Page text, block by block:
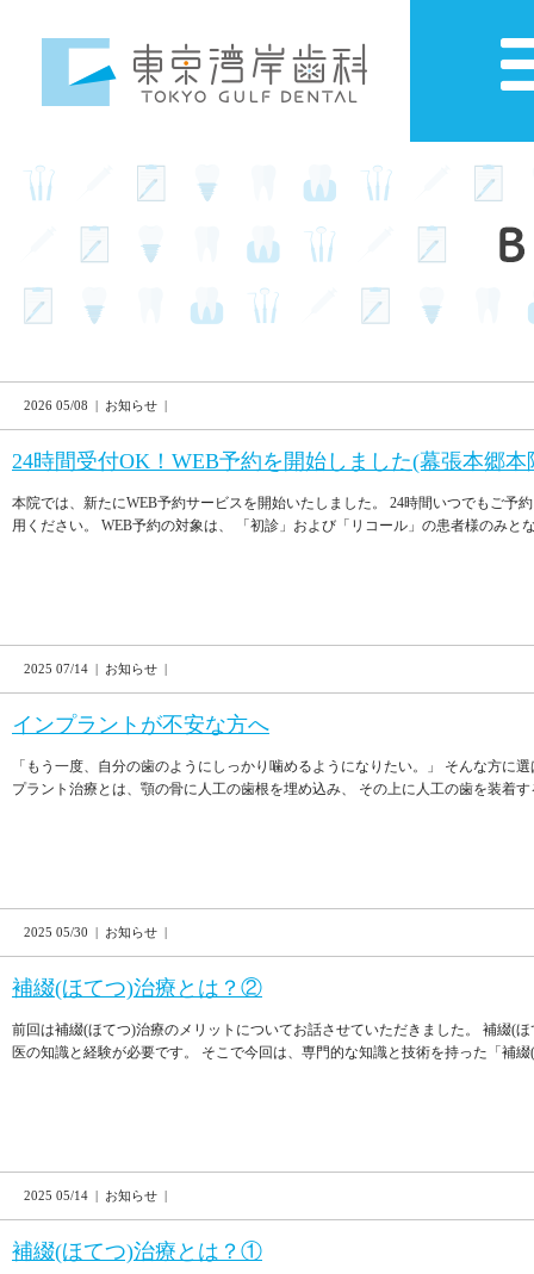
2026 05/08 | お知らせ |
24時間受付OK！WEB予約を開始しました(幕張本郷本
本院では、新たにWEB予約サービスを開始いたしました。 24時間いつでもご予
用ください。 WEB予約の対象は、 「初診」および「リコール」の患者様のみ
2025 07/14 | お知らせ |
インプラントが不安な方へ
「もう一度、自分の歯のようにしっかり噛めるようになりたい。」 そんな方に
プラント治療とは、顎の骨に人工の歯根を埋め込み、 その上に人工の歯を装着
2025 05/30 | お知らせ |
補綴(ほてつ)治療とは？②
前回は補綴(ほてつ)治療のメリットについてお話させていただきました。 補綴(
医の知識と経験が必要です。 そこで今回は、専門的な知識と技術を持った「補
2025 05/14 | お知らせ |
補綴(ほてつ)治療とは？①